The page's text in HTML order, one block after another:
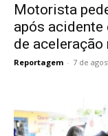
Motorista
após
de aceleração
Reportagem - 7 de